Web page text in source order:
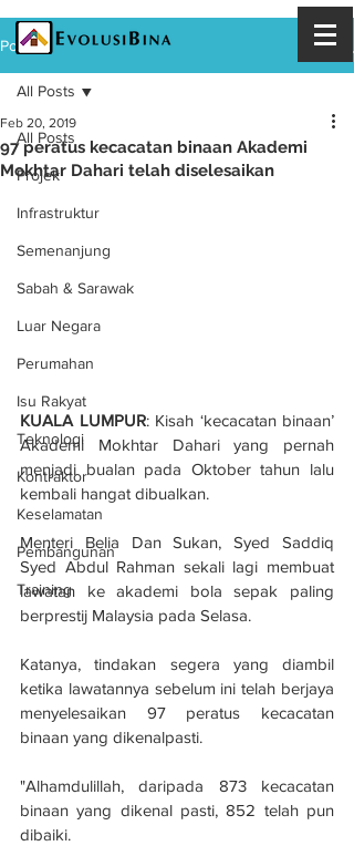
Post
All Posts
Projek
Infrastruktur
Semenanjung
Sabah & Sarawak
Luar Negara
Perumahan
Isu Rakyat
Teknologi
Kontraktor
Keselamatan
Pembangunan
Training
All Posts
97 peratus kecacatan binaan Akademi
Mokhtar Dahari telah diselesaikan
Feb 20, 2019
KUALA LUMPUR: Kisah ‘kecacatan binaan’
Akademi Mokhtar Dahari yang pernah
menjadi bualan pada Oktober tahun lalu
kembali hangat dibualkan.
Menteri Belia Dan Sukan, Syed Saddiq
Syed Abdul Rahman sekali lagi membuat
lawatan ke akademi bola sepak paling
berprestij Malaysia pada Selasa.
Katanya, tindakan segera yang diambil
ketika lawatannya sebelum ini telah berjaya
menyelesaikan 97 peratus kecacatan
binaan yang dikenalpasti.
"Alhamdulillah, daripada 873 kecacatan
binaan yang dikenal pasti, 852 telah pun
dibaiki.